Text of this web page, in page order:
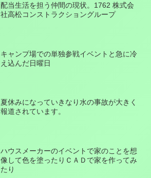
配当生活を担う仲間の現状。1762 株式会
社高松コンストラクショングループ
キャンプ場での単独参戦イベントと急に冷
え込んだ日曜日
夏休みになっていきなり水の事故が大きく
報道されています。
ハウスメーカーのイベントで家のことを想
像して色を塗ったりＣＡＤで家を作ってみ
たり